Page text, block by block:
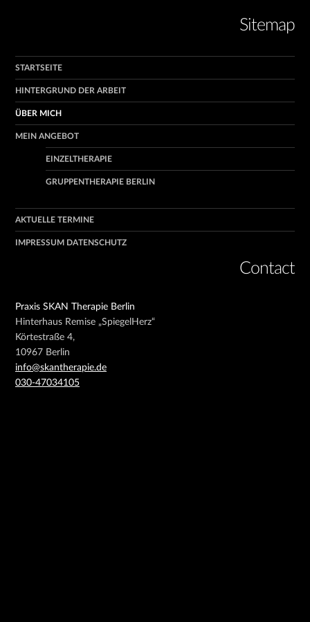
Sitemap
STARTSEITE
HINTERGRUND DER ARBEIT
ÜBER MICH
MEIN ANGEBOT
EINZELTHERAPIE
GRUPPENTHERAPIE BERLIN
AKTUELLE TERMINE
IMPRESSUM DATENSCHUTZ
Contact
Praxis SKAN Therapie Berlin
Hinterhaus Remise „SpiegelHerz“
Körtestraße 4,
10967 Berlin
info@skantherapie.de
030-47034105